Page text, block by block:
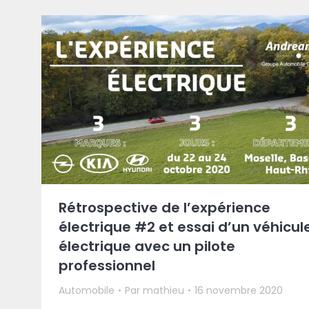
Rétrospective de l’expérience
électrique #2 et essai d’un
électrique avec un pilote
professionnel
Automobile Par mathieu 16 novembre 2020